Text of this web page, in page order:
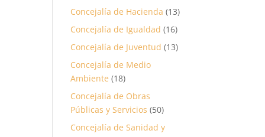
Concejalía de Hacienda (13)
Concejalía de Igualdad (16)
Concejalía de Juventud (13)
Concejalía de Medio
Ambiente (18)
Concejalía de Obras
Públicas y Servicios (50)
Concejalía de Sanidad y